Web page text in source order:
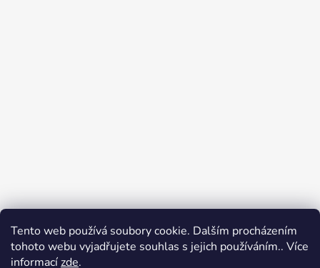
Tento web používá soubory cookie. Dalším procházením
tohoto webu vyjadřujete souhlas s jejich používáním.. Více
informacízde.
Přijímáme online platby